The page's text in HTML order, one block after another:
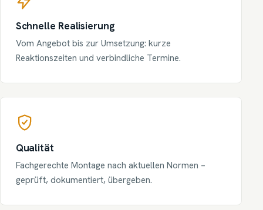
Schnelle Realisierung
Vom Angebot bis zur Umsetzung: kurze
Reaktionszeiten und verbindliche Termine.
Qualität
Fachgerechte Montage nach aktuellen Normen –
geprüft, dokumentiert, übergeben.